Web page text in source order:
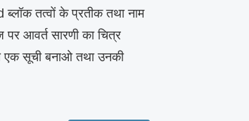
तत्वों के प्रतीक तथा नाम
आवर्त सारणी का चित्र
एक सूची बनाओ तथा उनकी